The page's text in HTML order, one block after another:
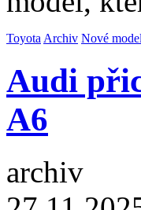
Toyota Archiv Nové
Audi
A6
archiv